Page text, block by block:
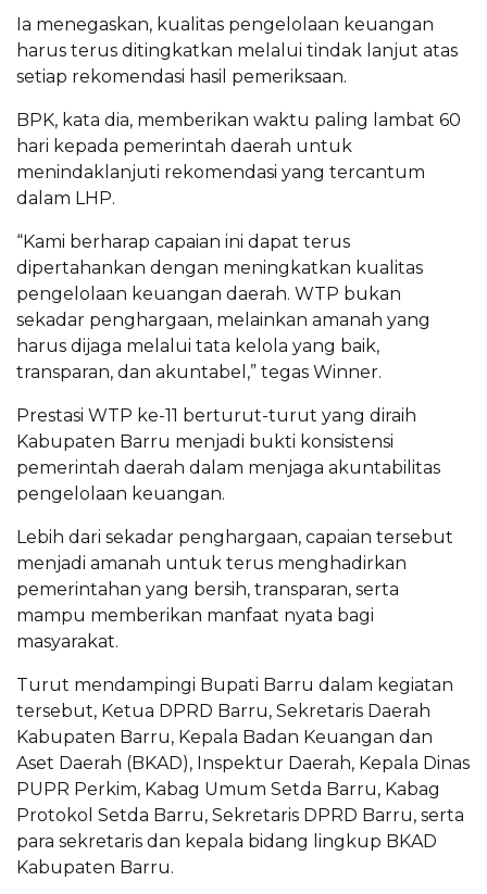
Ia menegaskan, kualitas pengelolaan keuangan
harus terus ditingkatkan melalui tindak lanjut atas
setiap rekomendasi hasil pemeriksaan.
BPK, kata dia, memberikan waktu paling lambat 60
hari kepada pemerintah daerah untuk
menindaklanjuti rekomendasi yang tercantum
dalam LHP.
“Kami berharap capaian ini dapat terus
dipertahankan dengan meningkatkan kualitas
pengelolaan keuangan daerah. WTP bukan
sekadar penghargaan, melainkan amanah yang
harus dijaga melalui tata kelola yang baik,
transparan, dan akuntabel,” tegas Winner.
Prestasi WTP ke-11 berturut-turut yang diraih
Kabupaten Barru menjadi bukti konsistensi
pemerintah daerah dalam menjaga akuntabilitas
pengelolaan keuangan.
Lebih dari sekadar penghargaan, capaian tersebut
menjadi amanah untuk terus menghadirkan
pemerintahan yang bersih, transparan, serta
mampu memberikan manfaat nyata bagi
masyarakat.
Turut mendampingi Bupati Barru dalam kegiatan
tersebut, Ketua DPRD Barru, Sekretaris Daerah
Kabupaten Barru, Kepala Badan Keuangan dan
Aset Daerah (BKAD), Inspektur Daerah, Kepala Dinas
PUPR Perkim, Kabag Umum Setda Barru, Kabag
Protokol Setda Barru, Sekretaris DPRD Barru, serta
para sekretaris dan kepala bidang lingkup BKAD
Kabupaten Barru.